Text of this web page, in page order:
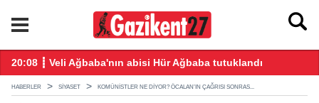
yaptı
20:08 ┋ Veli Ağbaba'nın abisi Hür Ağbaba tutuklandı
HABERLER SIYASET KOMÜNISTLER NE DIYOR? ÖCALAN’IN ÇAĞRISI SONRAS...